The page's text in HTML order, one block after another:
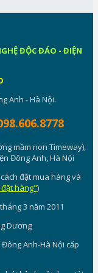
ĐỘC ĐÁO - ĐIỆN
Anh - Hà Nội.
mầm non Timeway),
Đông Anh, Hà Nội
đặt mua hàng và
hàng")
3 năm 2011
Dương
Anh-Hà Nội cấp